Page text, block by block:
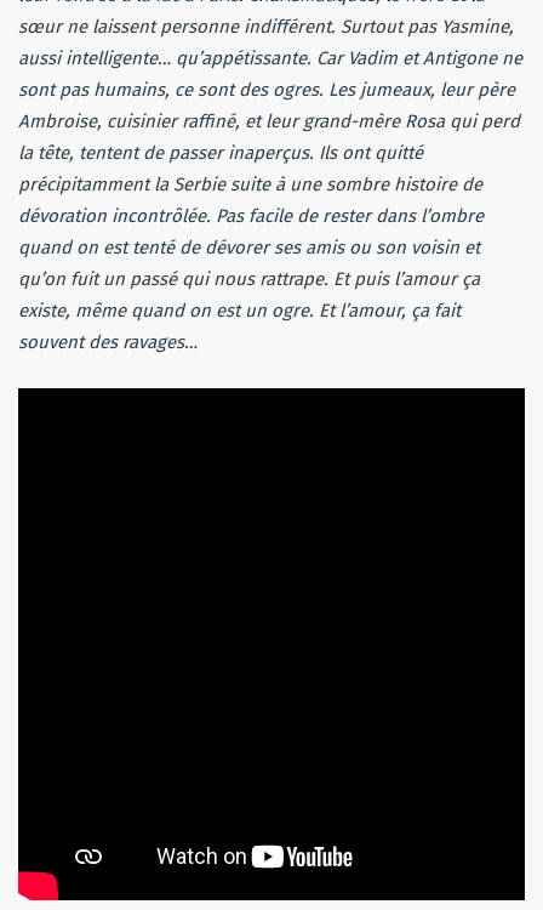
sœur ne laissent personne indifférent. Surtout pas Yasmine,
aussi intelligente… qu’appétissante. Car Vadim et Antigone ne
sont pas humains, ce sont des ogres. Les jumeaux, leur père
Ambroise, cuisinier raffiné, et leur grand-mère Rosa qui perd
la tête, tentent de passer inaperçus. Ils ont quitté
précipitamment la Serbie suite à une sombre histoire de
dévoration incontrôlée. Pas facile de rester dans l’ombre
quand on est tenté de dévorer ses amis ou son voisin et
qu’on fuit un passé qui nous rattrape. Et puis l’amour ça
existe, même quand on est un ogre. Et l’amour, ça fait
souvent des ravages…